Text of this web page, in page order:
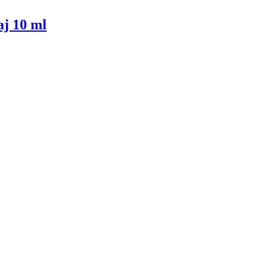
10 ml